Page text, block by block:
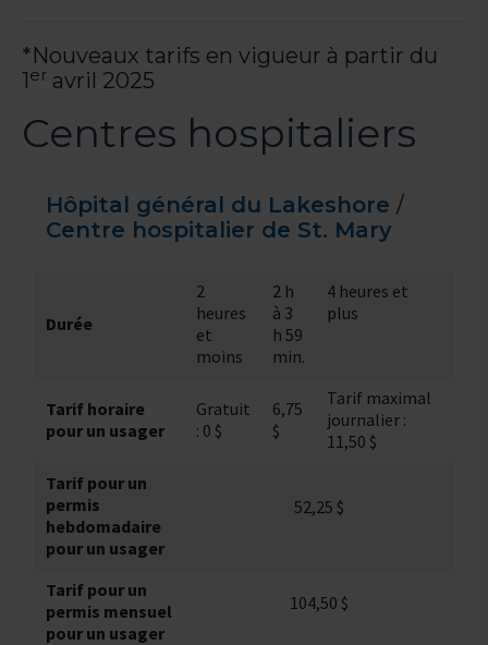
*Nouveaux tarifs en vigueur à partir du
1er avril 2025
Centres hospitaliers
Hôpital général du Lakeshore /
Centre hospitalier de St. Mary
Durée
2
heures
et
moins
2 h
à 3
h 59
min.
4 heures et
plus
Tarif horaire
pour un usager
Gratuit
: 0 $
6,75
$
Tarif maximal
journalier :
11,50 $
Tarif pour un
permis
hebdomadaire
pour un usager
52,25 $
Tarif pour un
permis mensuel
pour un usager
104,50 $